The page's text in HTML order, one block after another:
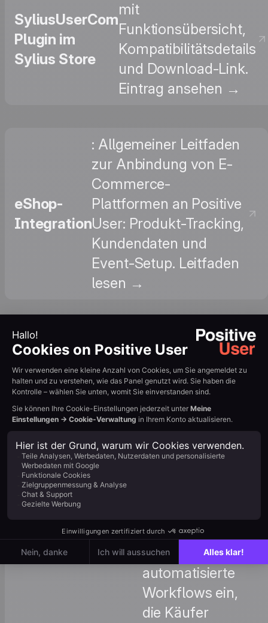
SyliusUserCom
Plugin im
Sylius Store
mit
Funktionsübersicht,
Kompatibilitätsdetails
und Download-Link.
Eintrag ansehen →
eShop-
Integration
: Allgemeiner Leitfaden
zur Anbindung von E-
Commerce-
Plattformen an Positive
User: Produkt-Tracking,
Kundendaten und
Event-Setup. Leitfaden
lesen →
Produkt-
Events
: Erfahren Sie, wie Sie
produktbezogene Events
(Ansicht, Warenkorb-
Ergänzung, Kauf) in
Positive User für
Segmentierungen und
Automatisierungen
definieren und nutzen.
: Richten Sie
automatisierte
Workflows ein,
die Käufer